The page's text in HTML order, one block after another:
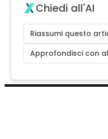
Chiedi all'AI
Riassumi questo
Approfondisci con